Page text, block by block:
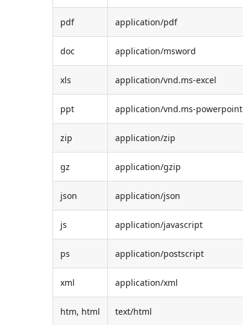
pdf application/pdf
doc application/msword
xls application/vnd.ms-excel
ppt application/vnd.ms-powerpoint
zip application/zip
gz application/gzip
json application/json
js application/javascript
ps application/postscript
xml application/xml
htm, html text/html